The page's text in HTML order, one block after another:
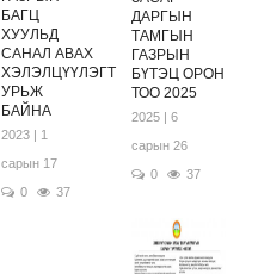
БАГЦ
ХУУЛЬД
САНАЛ АВАХ
ХЭЛЭЛЦҮҮЛЭГТ
УРЬЖ
БАЙНА
2023 | 1
сарын 17
0
37
ДАРГЫН
ТАМГЫН
ГАЗРЫН
БҮТЭЦ ОРОН
ТОО 2025
2025 | 6
сарын 26
0
37